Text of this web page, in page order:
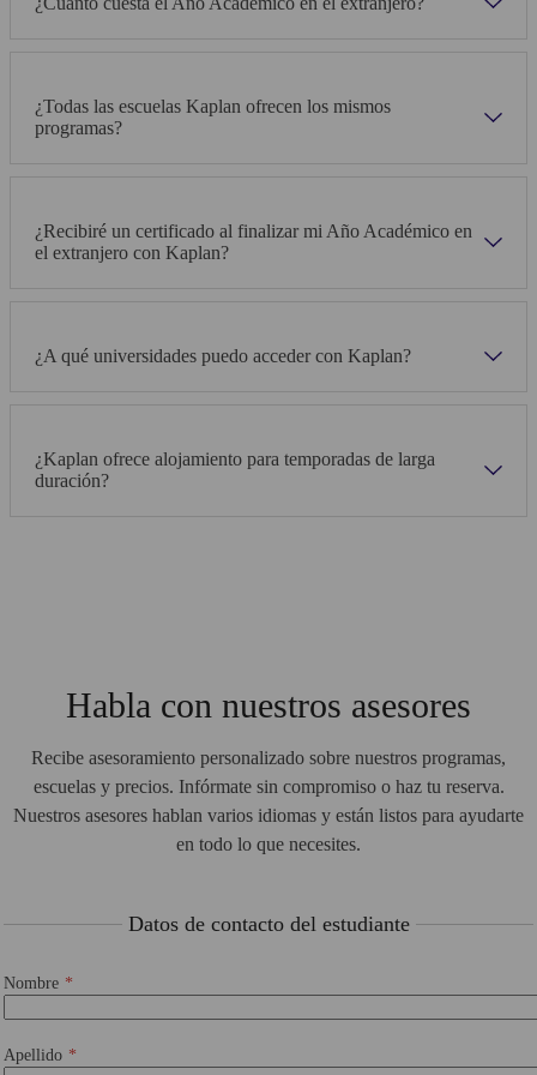
¿Todas las escuelas Kaplan ofrecen los mismos
programas?
¿Recibiré un certificado al finalizar mi Año Académico en
el extranjero con Kaplan?
¿A qué universidades puedo acceder con Kaplan?
¿Kaplan ofrece alojamiento para temporadas de larga
duración?
Habla con nuestros asesores
Recibe asesoramiento personalizado sobre nuestros programas,
escuelas y precios. Infórmate sin compromiso o haz tu reserva.
Nuestros asesores hablan varios idiomas y están listos para ayudarte
en todo lo que necesites.
Datos de contacto del estudiante
Nombre
Apellido